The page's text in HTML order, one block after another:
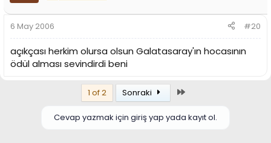
6 May 2006 #20
açıkçası herkim olursa olsun Galatasaray'ın hocasının
ödül alması sevindirdi beni
1 of 2 Sonraki
Cevap yazmak için giriş yap yada kayıt ol.